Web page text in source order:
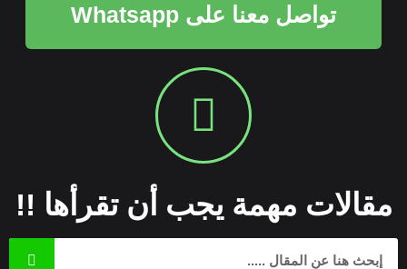
تواصل معنا على Whatsapp
مقالات مهمة يجب أن تقرأها !!